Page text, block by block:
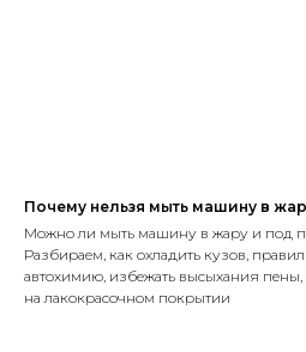
Почему нельзя мыть машину в
Можно ли мыть машину в жару и под
Разбираем, как охладить кузов,
автохимию, избежать высыхания
на лакокрасочном покрытии